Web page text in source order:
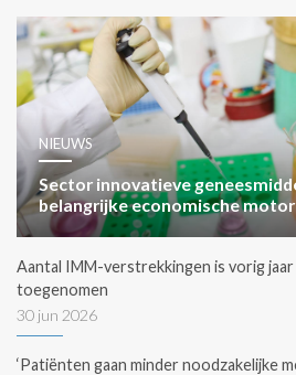
NIEUWS
Sector innovatieve
belangrijke economische motor
Aantal IMM-verstrekkingen is vorig jaar
toegenomen
30 jun 2026
‘Patiënten gaan minder noodzakelijke